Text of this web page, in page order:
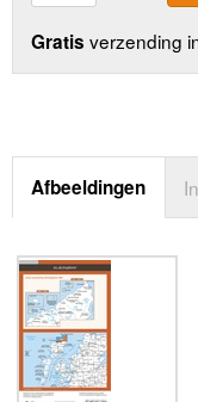
Gratis verzending
Afbeeldingen